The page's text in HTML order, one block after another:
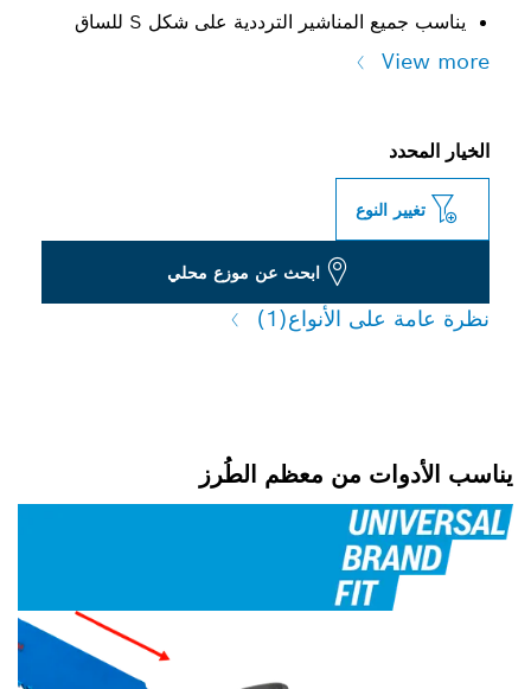
يناسب جميع المناشير الترددية على شكل S للساق
View more
الخيار المحدد
تغيير النوع
ابحث عن موزع محلي
نظرة عامة على الأنواع(1)
يناسب الأدوات من معظم الطُرز